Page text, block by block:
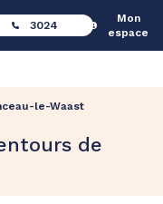
3024
Mon
espace
le-Waast
de